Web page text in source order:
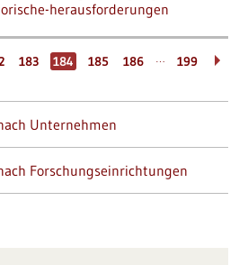
herausforderungen
183 184 185 186 … 199
Unternehmen
Forschungseinrichtungen